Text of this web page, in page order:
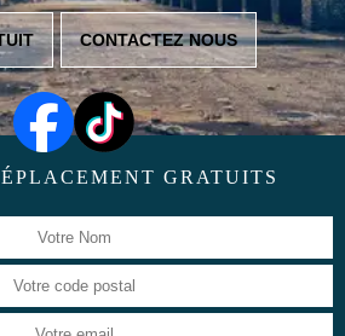
CONTACTEZ NOUS
GRATUITS